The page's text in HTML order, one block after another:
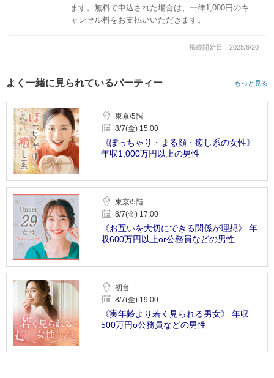
ます。無料で申込された場合は、一律1,000円のキ
ャンセル料をお支払いいただきます。
掲載開始日：2025/6/20
よく一緒に見られているパーティー もっと見る
東京/5階
8/7(金) 15:00
《ぽっちゃり・まる顔・癒し系の女性》
年収1,000万円以上の男性
東京/5階
8/7(金) 17:00
《お互いを大切にできる関係が理想》 年
収600万円以上or公務員などの男性
初台
8/7(金) 19:00
《実年齢より若く見られる男女》 年収
500万円o公務員などの男性